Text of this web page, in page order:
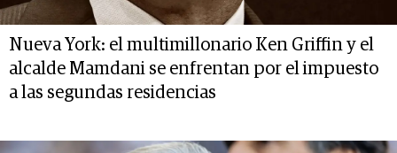
Nueva York: el multimillonario Ken Griffin y el
alcalde Mamdani se enfrentan por el impuesto
a las segundas residencias